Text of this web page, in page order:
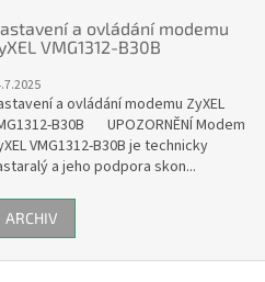
a ovládání modemu
VMG1312-B30B
a ovládání modemu ZyXEL
B30B UPOZORNĚNÍ Modem
VMG1312-B30B je technicky
a jeho podpora skon...
ARCHIV